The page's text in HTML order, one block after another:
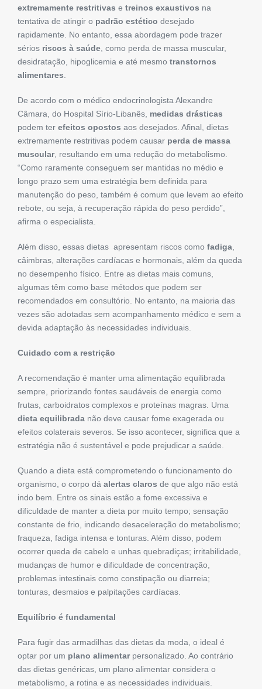
extremamente restritivas e treinos exaustivos na
tentativa de atingir o padrão estético desejado
rapidamente. No entanto, essa abordagem pode trazer
sérios riscos à saúde, como perda de massa muscular,
desidratação, hipoglicemia e até mesmo transtornos
alimentares.
De acordo com o médico endocrinologista Alexandre
Câmara, do Hospital Sírio-Libanês, medidas drásticas
podem ter efeitos opostos aos desejados. Afinal, dietas
extremamente restritivas podem causar perda de massa
muscular, resultando em uma redução do metabolismo.
“Como raramente conseguem ser mantidas no médio e
longo prazo sem uma estratégia bem definida para
manutenção do peso, também é comum que levem ao efeito
rebote, ou seja, à recuperação rápida do peso perdido”,
afirma o especialista.
Além disso, essas dietas apresentam riscos como fadiga,
câimbras, alterações cardíacas e hormonais, além da queda
no desempenho físico. Entre as dietas mais comuns,
algumas têm como base métodos que podem ser
recomendados em consultório. No entanto, na maioria das
vezes são adotadas sem acompanhamento médico e sem a
devida adaptação às necessidades individuais.
Cuidado com a restrição
A recomendação é manter uma alimentação equilibrada
sempre, priorizando fontes saudáveis de energia como
frutas, carboidratos complexos e proteínas magras. Uma
dieta equilibrada não deve causar fome exagerada ou
efeitos colaterais severos. Se isso acontecer, significa que a
estratégia não é sustentável e pode prejudicar a saúde.
Quando a dieta está comprometendo o funcionamento do
organismo, o corpo dá alertas claros de que algo não está
indo bem. Entre os sinais estão a fome excessiva e
dificuldade de manter a dieta por muito tempo; sensação
constante de frio, indicando desaceleração do metabolismo;
fraqueza, fadiga intensa e tonturas. Além disso, podem
ocorrer queda de cabelo e unhas quebradiças; irritabilidade,
mudanças de humor e dificuldade de concentração,
problemas intestinais como constipação ou diarreia;
tonturas, desmaios e palpitações cardíacas.
Equilíbrio é fundamental
Para fugir das armadilhas das dietas da moda, o ideal é
optar por um plano alimentar personalizado. Ao contrário
das dietas genéricas, um plano alimentar considera o
metabolismo, a rotina e as necessidades individuais.